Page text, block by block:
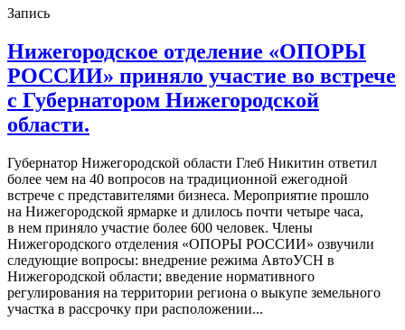
Запись
Нижегородское отделение «ОПОРЫ
РОССИИ» приняло участие во встрече
с Губернатором Нижегородской
области.
Губернатор Нижегородской области Глеб Никитин ответил
более чем на 40 вопросов на традиционной ежегодной
встрече с представителями бизнеса. Мероприятие прошло
на Нижегородской ярмарке и длилось почти четыре часа,
в нем приняло участие более 600 человек. Члены
Нижегородского отделения «ОПОРЫ РОССИИ» озвучили
следующие вопросы: внедрение режима АвтоУСН в
Нижегородской области; введение нормативного
регулирования на территории региона о выкупе земельного
участка в рассрочку при расположении...